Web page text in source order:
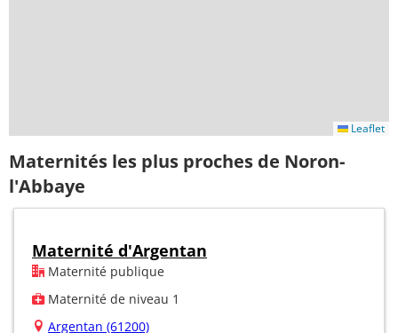
Leaflet
Maternités les plus proches de Noron-
l'Abbaye
Maternité d'Argentan
Maternité publique
Maternité de niveau 1
Argentan (61200)